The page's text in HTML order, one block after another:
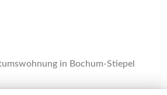
in Bochum-Stiepel